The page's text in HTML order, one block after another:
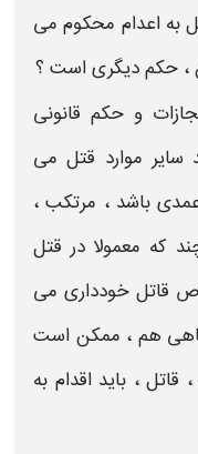
به اعدام محکوم می
، حکم دیگری است ؟
و حکم قانونی
سایر موارد قتل می
باشد ، مرتکب ،
که معمولا در قتل
قاتل خودداری می
هم ، ممکن است
، باید اقدام به